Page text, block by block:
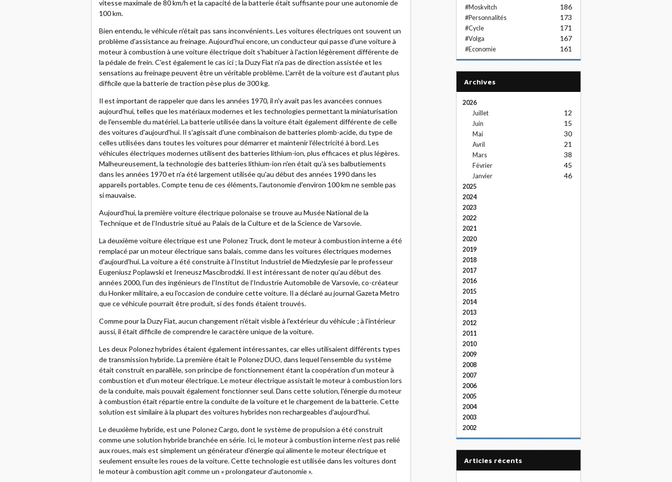
vitesse maximale de 80 km/h et la capacité de la batterie était suffisante pour une autonomie de
100 km.
Bien entendu, le véhicule n'était pas sans inconvénients. Les voitures électriques ont souvent un
problème d'assistance au freinage. Aujourd'hui encore, un conducteur qui passe d'une voiture à
moteur à combustion à une voiture électrique doit s'habituer à l'action légèrement différente de
la pédale de frein. C'est également le cas ici ; la Duzy Fiat n'a pas de direction assistée et les
sensations au freinage peuvent être un véritable problème. L'arrêt de la voiture est d'autant plus
difficile que la batterie de traction pèse plus de 300 kg.
Il est important de rappeler que dans les années 1970, il n'y avait pas les avancées connues
aujourd'hui, telles que les matériaux modernes et les technologies permettant la miniaturisation
de l'ensemble du matériel. La batterie utilisée dans la voiture était également différente de celle
des voitures d'aujourd'hui. Il s'agissait d'une combinaison de batteries plomb-acide, du type de
celles utilisées dans toutes les voitures pour démarrer et maintenir l'électricité à bord. Les
véhicules électriques modernes utilisent des batteries lithium-ion, plus efficaces et plus légères.
Malheureusement, la technologie des batteries lithium-ion n'en était qu'à ses balbutiements
dans les années 1970 et n'a été largement utilisée qu'au début des années 1990 dans les
appareils portables. Compte tenu de ces éléments, l'autonomie d'environ 100 km ne semble pas
si mauvaise.
Aujourd'hui, la première voiture électrique polonaise se trouve au Musée National de la
Technique et de l'Industrie situé au Palais de la Culture et de la Science de Varsovie.
La deuxième voiture électrique est une Polonez Truck, dont le moteur à combustion interne a été
remplacé par un moteur électrique sans balais, comme dans les voitures électriques modernes
d'aujourd'hui. La voiture a été construite à l'Institut Industriel de Miedzylesie par le professeur
Eugeniusz Poplawski et Ireneusz Mascibrodzki. Il est intéressant de noter qu'au début des
années 2000, l'un des ingénieurs de l'Institut de l’Industrie Automobile de Varsovie, co-créateur
du Honker militaire, a eu l'occasion de conduire cette voiture. Il a déclaré au journal Gazeta Metro
que ce véhicule pourrait être produit, si des fonds étaient trouvés.
Comme pour la Duzy Fiat, aucun changement n'était visible à l'extérieur du véhicule ; à l'intérieur
aussi, il était difficile de comprendre le caractère unique de la voiture.
Les deux Polonez hybrides étaient également intéressantes, car elles utilisaient différents types
de transmission hybride. La première était le Polonez DUO, dans lequel l'ensemble du système
était construit en parallèle, son principe de fonctionnement étant la coopération d'un moteur à
combustion et d'un moteur électrique. Le moteur électrique assistait le moteur à combustion lors
de la conduite, mais pouvait également fonctionner seul. Dans cette solution, l'énergie du moteur
à combustion était répartie entre la conduite de la voiture et le chargement de la batterie. Cette
solution est similaire à la plupart des voitures hybrides non rechargeables d'aujourd'hui.
Le deuxième hybride, est une Polonez Cargo, dont le système de propulsion a été construit
comme une solution hybride branchée en série. Ici, le moteur à combustion interne n'est pas relié
aux roues, mais est simplement un générateur d'énergie qui alimente le moteur électrique et
seulement ensuite les roues de la voiture. Cette technologie est utilisée dans les voitures dont
le moteur à combustion agit comme un « prolongateur d'autonomie ».
#Moskvitch 186
#Personnalités 173
#Cycle 171
#Volga 167
#Economie 161
Archives
2026
Juillet
12
Juin 15
Mai 30
Avril 21
Mars 38
Février 45
Janvier 46
2025
2024
2023
2022
2021
2020
2019
2018
2017
2016
2015
2014
2013
2012
2011
2010
2009
2008
2007
2006
2005
2004
2003
2002
articles récents